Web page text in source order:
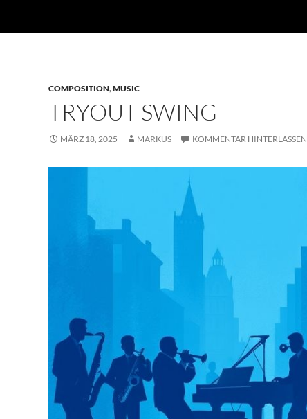
COMPOSITION,MUSIC
TRYOUT SWING
MÄRZ 18, 2025 MARKUS KOMMENTAR HINTERLASSEN